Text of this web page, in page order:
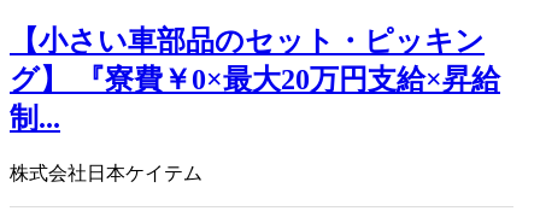
【小さい車部品のセット・ピッキン
グ】 『寮費￥0×最大20万円支給×昇給
制...
株式会社日本ケイテム